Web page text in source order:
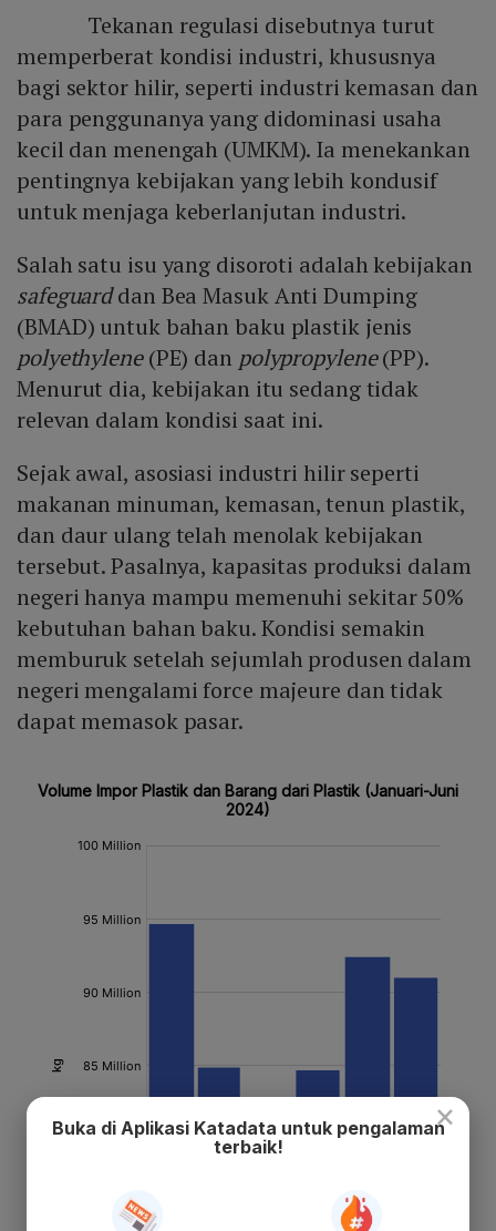
Tekanan regulasi disebutnya turut
memperberat kondisi industri, khususnya
bagi sektor hilir, seperti industri kemasan dan
para penggunanya yang didominasi usaha
kecil dan menengah (UMKM). Ia menekankan
pentingnya kebijakan yang lebih kondusif
untuk menjaga keberlanjutan industri.
Salah satu isu yang disoroti adalah kebijakan
safeguarddan Bea Masuk Anti Dumping
(BMAD) untuk bahan baku plastik jenis
polyethylene(PE) dan polypropylene(PP).
Menurut dia, kebijakan itu sedang tidak
relevan dalam kondisi saat ini.
Sejak awal, asosiasi industri hilir seperti
makanan minuman, kemasan, tenun plastik,
dan daur ulang telah menolak kebijakan
tersebut. Pasalnya, kapasitas produksi dalam
negeri hanya mampu memenuhi sekitar 50%
kebutuhan bahan baku. Kondisi semakin
memburuk setelah sejumlah produsen dalam
negeri mengalami force majeure dan tidak
dapat memasok pasar.
×
Buka di Aplikasi Katadata untuk pengalaman
terbaik!